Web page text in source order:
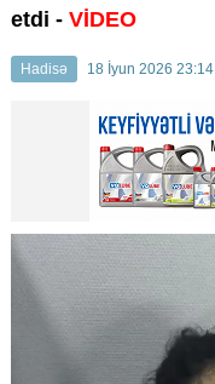
etdi - VİDEO
Hadisə 18 İyun 2026 23:14